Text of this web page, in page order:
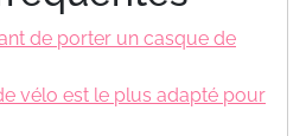
de porter un casque de
vélo est le plus adapté pour